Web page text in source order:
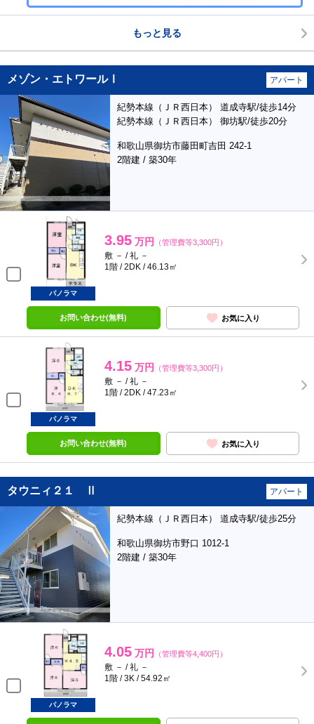
もっと見る
メゾン・エトワールⅠ アパート
紀勢本線（ＪＲ西日本） 道成寺駅/徒歩14分
紀勢本線（ＪＲ西日本） 御坊駅/徒歩20分
和歌山県御坊市藤田町吉田 242-1
2階建 / 築30年
3.95 万円 （管理費等3,300円）
敷 － / 礼 －
1階 / 2DK / 46.13㎡
パノラマ
お問い合わせ(無料) お気に入り
4.15 万円 （管理費等3,300円）
敷 － / 礼 －
1階 / 2DK / 47.23㎡
パノラマ
お問い合わせ(無料) お気に入り
タウニィ２１ Ⅱ アパート
紀勢本線（ＪＲ西日本） 道成寺駅/徒歩25分
和歌山県御坊市野口 1012-1
2階建 / 築30年
4.05 万円 （管理費等4,400円）
敷 － / 礼 －
1階 / 3K / 54.92㎡
パノラマ